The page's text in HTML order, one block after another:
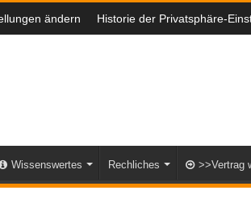
ändern Historie der Privatsphäre-
Wissenswertes Rechliches >>Vertrag